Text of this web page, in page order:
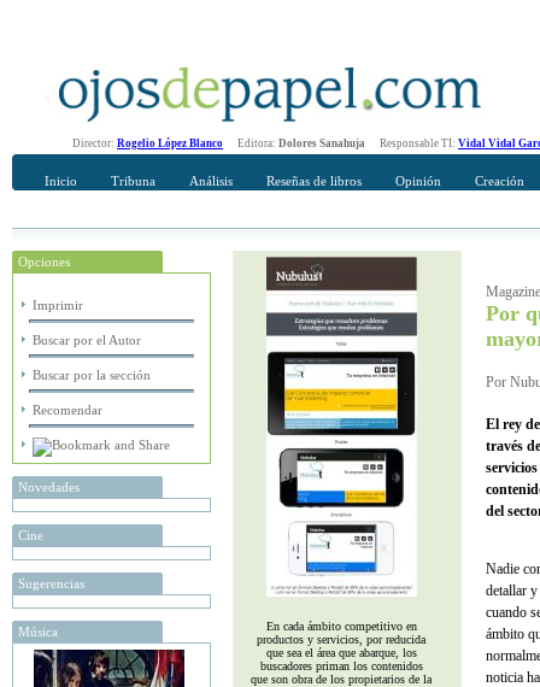
Director: Rogelio López Blanco Editora: Dolores Sanahuja Responsable TI: Vidal Vidal
Inicio Tribuna Análisis Reseñas de libros Opinión Creación
Opciones
Imprimir
Buscar por el Autor
Buscar por la sección
Recomendar
Novedades
Cine
Sugerencias
Música
Recomendar
Su nombre Completo
En cada ámbito competitivo en
productos y servicios, por reducida
que sea el área que abarque, los
buscadores priman los contenidos
que son obra de los propietarios de la
Por
Por
El rey
través
del
Nadie
detallar
cuando
ámbito
noticia